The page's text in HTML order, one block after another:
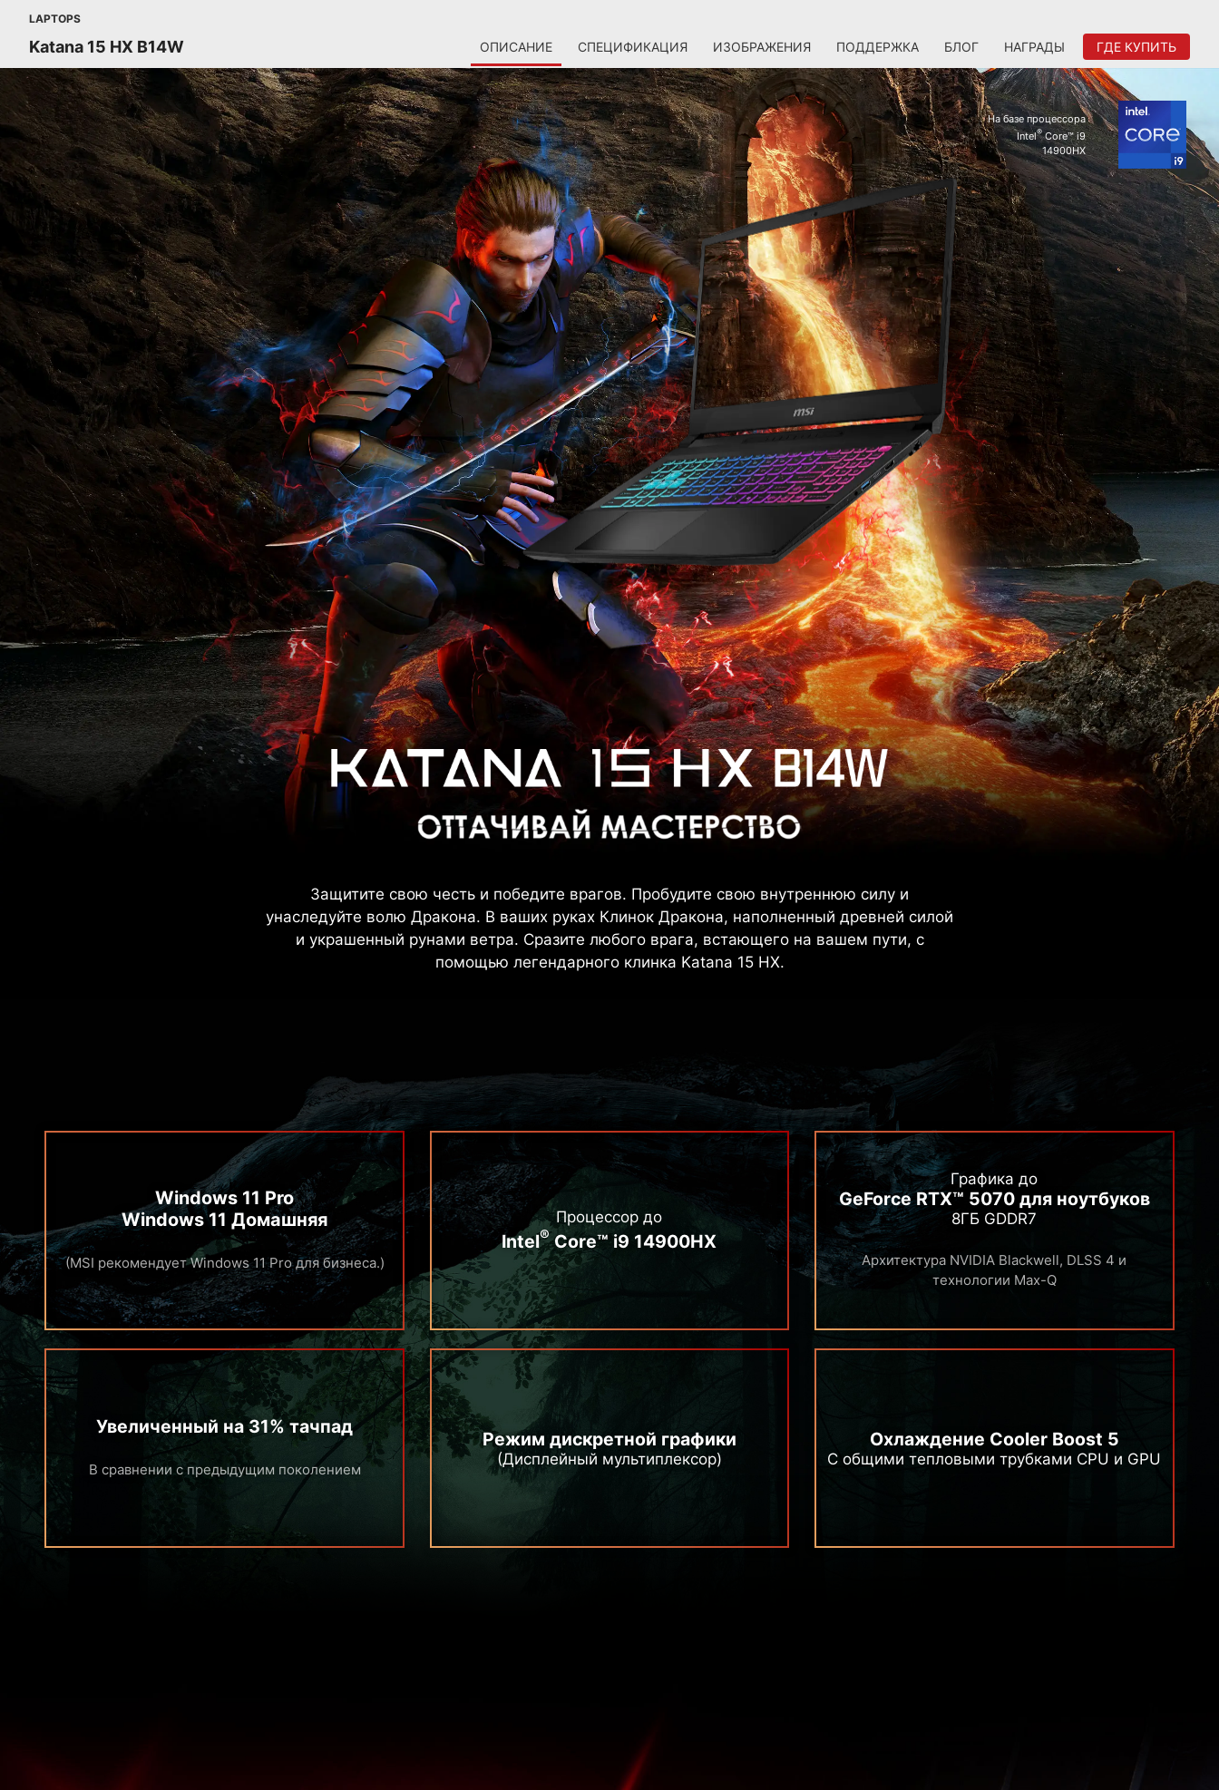
LAPTOPS
Katana 15 HX B14W ОПИСАНИЕ СПЕЦИФИКАЦИЯ ИЗОБРАЖЕНИЯ ПОДДЕРЖКА БЛОГ НАГРАДЫ ГДЕ КУПИТЬ
На базе процессора
Intel®Core™ i9
14900HX
Защитите свою честь и победите врагов. Пробудите свою внутреннюю силу и
унаследуйте волю Дракона. В ваших руках Клинок Дракона, наполненный древней силой
и украшенный рунами ветра. Сразите любого врага, встающего на вашем пути, с
помощью легендарного клинка Katana 15 HX.
Windows 11 Pro
Windows 11 Домашняя
(MSI рекомендует Windows 11 Pro для бизнеса.)
Процессор до
Intel®Core™ i9 14900HX
Графика до
GeForce RTX™ 5070 для ноутбуков
8ГБ GDDR7
Архитектура NVIDIA Blackwell, DLSS 4 и
технологии Max-Q
Увеличенный на 31% тачпад
В сравнении с предыдущим поколением
Режим дискретной графики
(Дисплейный мультиплексор)
Охлаждение Cooler Boost 5
С общими тепловыми трубками CPU и GPU